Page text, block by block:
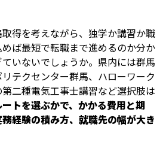
得を考えながら、独学か講習か職
ば最短で転職まで進めるのか分か
いないでしょうか。県内には群馬
テクセンター群馬、ハローワーク
二種電気工事士講習など選択肢は
ートを選ぶかで、かかる費用と期
経験の積み方、就職先の幅が大き